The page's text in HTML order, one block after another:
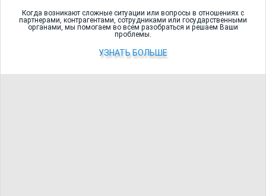
Когда возникают сложные ситуации или вопросы в отношениях с
партнерами, контрагентами, сотрудниками или государственными
органами, мы помогаем во всем разобраться и решаем Ваши
проблемы.
УЗНАТЬ БОЛЬШЕ